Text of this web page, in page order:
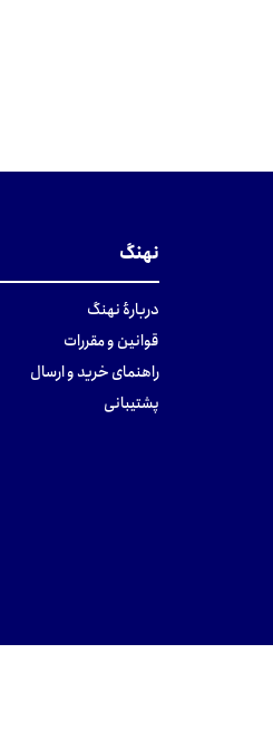
نهنگ
دربارهٔ نهنگ
قوانین و مقررات
راهنمای خرید و ارسال
پشتیبانی